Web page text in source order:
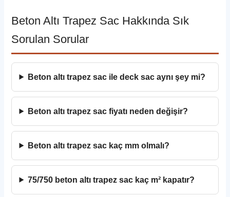
Beton Altı Trapez Sac Hakkında Sık
Sorulan Sorular
Beton altı trapez sac ile deck sac aynı şey mi?
Beton altı trapez sac fiyatı neden değişir?
Beton altı trapez sac kaç mm olmalı?
75/750 beton altı trapez sac kaç m² kapatır?